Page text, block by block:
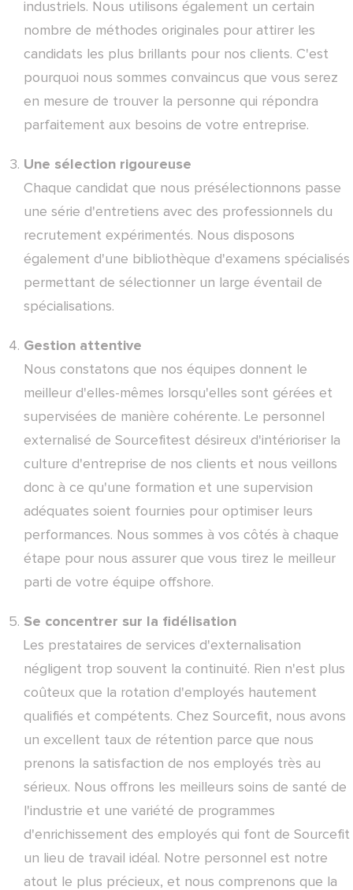
industriels. Nous utilisons également un certain
nombre de méthodes originales pour attirer les
candidats les plus brillants pour nos clients. C'est
pourquoi nous sommes convaincus que vous serez
en mesure de trouver la personne qui répondra
parfaitement aux besoins de votre entreprise.
Une sélection rigoureuse
Chaque candidat que nous présélectionnons passe
une série d'entretiens avec des professionnels du
recrutement expérimentés. Nous disposons
également d'une bibliothèque d'examens spécialisés
permettant de sélectionner un large éventail de
spécialisations.
Gestion attentive
Nous constatons que nos équipes donnent le
meilleur d'elles-mêmes lorsqu'elles sont gérées et
supervisées de manière cohérente. Le personnel
externalisé de Sourcefitest désireux d'intérioriser la
culture d'entreprise de nos clients et nous veillons
donc à ce qu'une formation et une supervision
adéquates soient fournies pour optimiser leurs
performances. Nous sommes à vos côtés à chaque
étape pour nous assurer que vous tirez le meilleur
parti de votre équipe offshore.
Se concentrer sur la fidélisation
Les prestataires de services d'externalisation
négligent trop souvent la continuité. Rien n'est plus
coûteux que la rotation d'employés hautement
qualifiés et compétents. Chez Sourcefit, nous avons
un excellent taux de rétention parce que nous
prenons la satisfaction de nos employés très au
sérieux. Nous offrons les meilleurs soins de santé de
l'industrie et une variété de programmes
d'enrichissement des employés qui font de Sourcefit
un lieu de travail idéal. Notre personnel est notre
atout le plus précieux, et nous comprenons que la